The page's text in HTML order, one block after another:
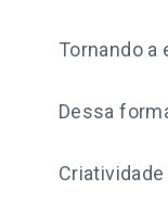
Tornando a
Dessa